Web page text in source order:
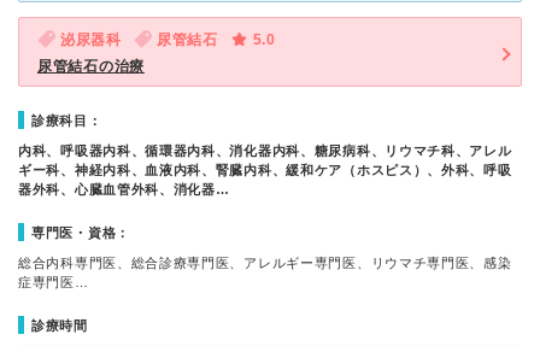
泌尿器科 尿管結石
5.0
尿管結石の治療
診療科目：
内科、呼吸器内科、循環器内科、消化器内科、糖尿病科、リウマチ科、アレル
ギー科、神経内科、血液内科、腎臓内科、緩和ケア（ホスピス）、外科、呼吸
器外科、心臓血管外科、消化器…
専門医・資格：
総合内科専門医、総合診療専門医、アレルギー専門医、リウマチ専門医、感染
症専門医…
診療時間